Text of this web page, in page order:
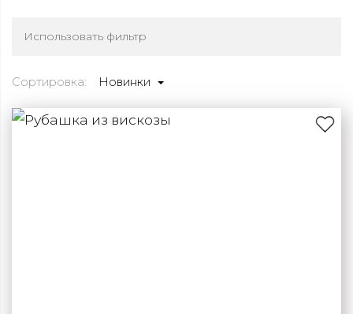
Использовать фильтр
Сортировка: Новинки